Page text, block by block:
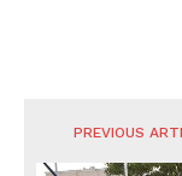
PREVIOUS